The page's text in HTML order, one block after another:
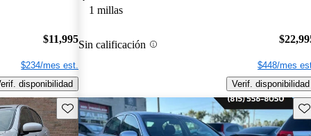
$11,995
$234/mes est.
disponibilidad
1 millas
Sin calificación
$448/mes
Verif. disponibilidad
Guarda este Aviso